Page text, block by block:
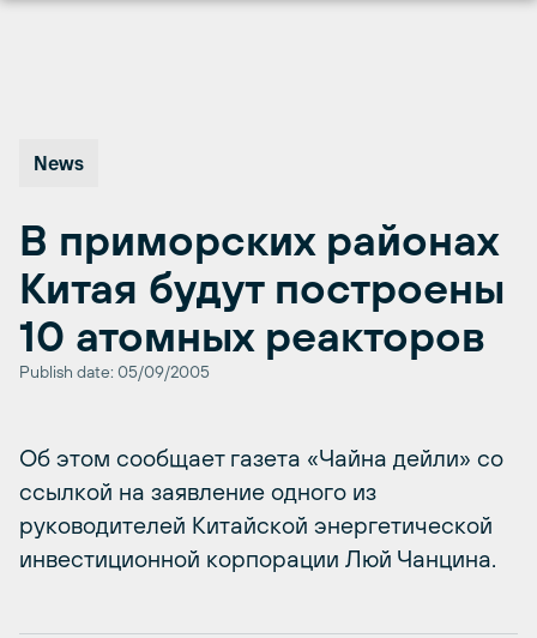
News
В приморских районах
Китая будут построены
10 атомных реакторов
Publish date: 05/09/2005
Об этом сообщает газета «Чайна дейли» со
ссылкой на заявление одного из
руководителей Китайской энергетической
инвестиционной корпорации Люй Чанцина.